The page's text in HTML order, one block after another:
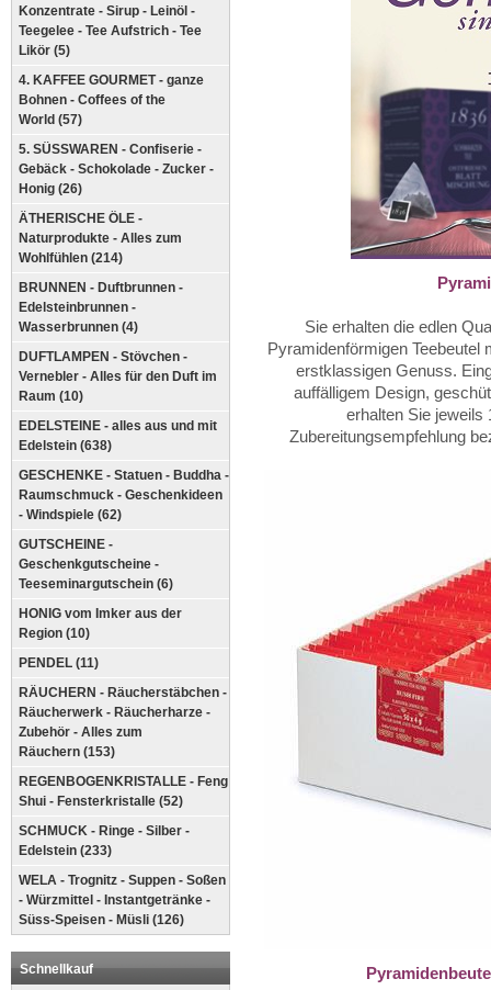
Konzentrate - Sirup - Leinöl -
Teegelee - Tee Aufstrich - Tee
Likör (5)
4. KAFFEE GOURMET - ganze
Bohnen - Coffees of the
World (57)
5. SÜSSWAREN - Confiserie -
Gebäck - Schokolade - Zucker -
Honig (26)
ÄTHERISCHE ÖLE -
Naturprodukte - Alles zum
Wohlfühlen (214)
BRUNNEN - Duftbrunnen -
Edelsteinbrunnen -
Wasserbrunnen (4)
DUFTLAMPEN - Stövchen -
Vernebler - Alles für den Duft im
Raum (10)
EDELSTEINE - alles aus und mit
Edelstein (638)
GESCHENKE - Statuen - Buddha -
Raumschmuck - Geschenkideen
- Windspiele (62)
GUTSCHEINE -
Geschenkgutscheine -
Teeseminargutschein (6)
HONIG vom Imker aus der
Region (10)
PENDEL (11)
RÄUCHERN - Räucherstäbchen -
Räucherwerk - Räucherharze -
Zubehör - Alles zum
Räuchern (153)
REGENBOGENKRISTALLE - Feng
Shui - Fensterkristalle (52)
SCHMUCK - Ringe - Silber -
Edelstein (233)
WELA - Trognitz - Suppen - Soßen
- Würzmittel - Instantgetränke -
Süss-Speisen - Müsli (126)
Schnellkauf
Sie erhalten die edlen
Pyramidenförmigen Teebeutel
erstklassigen Genuss.
auffälligem Design,
erhalten Sie
Zubereitungsempfehlung